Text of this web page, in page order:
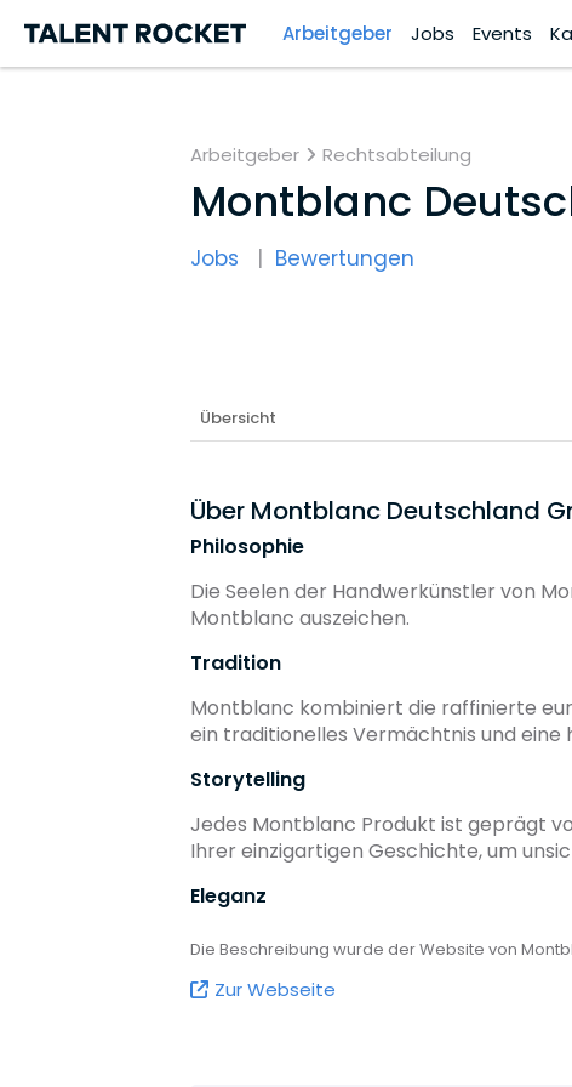
Arbeitgeber Jobs Events
Arbeitgeber Rechtsabteilung
Montblanc
Jobs Bewertungen
Übersicht
Über Montblanc Deutschland
Philosophie
Die Seelen der Handwerkünstler von
Montblanc auszeichen.
Tradition
Montblanc kombiniert die raffinierte
ein traditionelles Vermächtnis und
Storytelling
Jedes Montblanc Produkt ist geprägt
Ihrer einzigartigen Geschichte, um
Eleganz
Ein hoher Lebensstandard ist ein
Geschichte ist voller Leben und
Die Beschreibung wurde der Website von
Zur Webseite